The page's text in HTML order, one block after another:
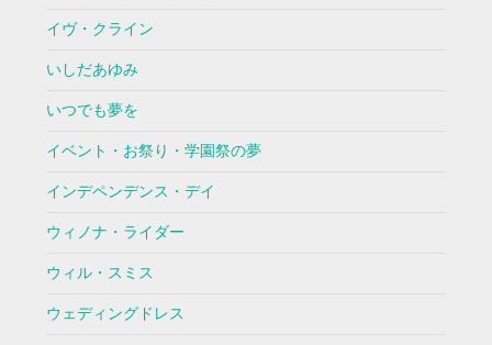
イヴ・クライン
いしだあゆみ
いつでも夢を
イベント・お祭り・学園祭の夢
インデペンデンス・デイ
ウィノナ・ライダー
ウィル・スミス
ウェディングドレス